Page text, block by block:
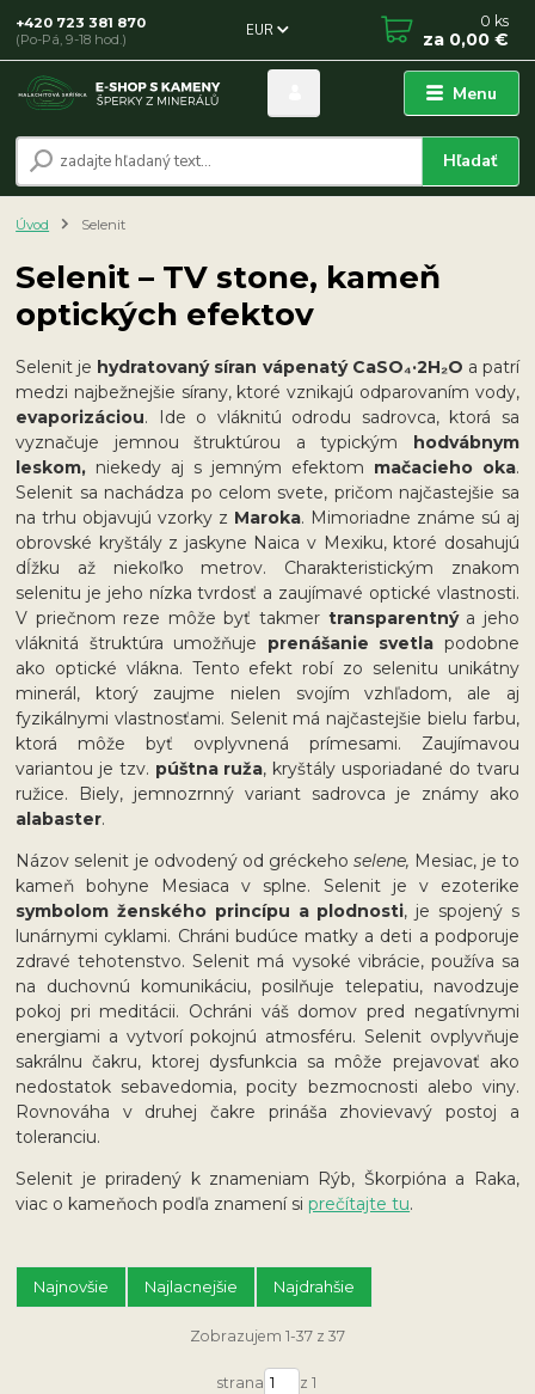
Menu
EUR
Hľadať
+420 723 381 870
(Po-Pá, 9-18 hod.)
0 ks
za 0,00 €
Úvod Selenit
Selenit – TV stone, kameň
optických efektov
Selenit je hydratovaný síran vápenatý CaSO₄·2H₂O a patrí
medzi najbežnejšie sírany, ktoré vznikajú odparovaním vody,
evaporizáciou. Ide o vláknitú odrodu sadrovca, ktorá sa
vyznačuje jemnou štruktúrou a typickým hodvábnym
leskom, niekedy aj s jemným efektom mačacieho oka.
Selenit sa nachádza po celom svete, pričom najčastejšie sa
na trhu objavujú vzorky z Maroka. Mimoriadne známe sú aj
obrovské kryštály z jaskyne Naica v Mexiku, ktoré dosahujú
dĺžku až niekoľko metrov. Charakteristickým znakom
selenitu je jeho nízka tvrdosť a zaujímavé optické vlastnosti.
V priečnom reze môže byť takmer transparentný a jeho
vláknitá štruktúra umožňuje prenášanie svetla podobne
ako optické vlákna. Tento efekt robí zo selenitu unikátny
minerál, ktorý zaujme nielen svojím vzhľadom, ale aj
fyzikálnymi vlastnosťami. Selenit má najčastejšie bielu farbu,
ktorá môže byť ovplyvnená prímesami. Zaujímavou
variantou je tzv. púštna ruža, kryštály usporiadané do tvaru
ružice. Biely, jemnozrnný variant sadrovca je známy ako
alabaster.
Názov selenit je odvodený od gréckehoselene, Mesiac, je to
kameň bohyne Mesiaca v splne. Selenit je v ezoterike
symbolom ženského princípu a plodnosti, je spojený s
lunárnymi cyklami. Chráni budúce matky a deti a podporuje
zdravé tehotenstvo. Selenit má vysoké vibrácie, používa sa
na duchovnú komunikáciu, posilňuje telepatiu, navodzuje
pokoj pri meditácii. Ochráni váš domov pred negatívnymi
energiami a vytvorí pokojnú atmosféru. Selenit ovplyvňuje
sakrálnu čakru, ktorej dysfunkcia sa môže prejavovať ako
nedostatok sebavedomia, pocity bezmocnosti alebo viny.
Rovnováha v druhej čakre prináša zhovievavý postoj a
toleranciu.
Selenit je priradený k znameniam Rýb, Škorpióna a Raka,
viac o kameňoch podľa znamení siprečítajte tu.
Najnovšie Najlacnejšie Najdrahšie
Zobrazujem 1-37 z 37
strana z 1